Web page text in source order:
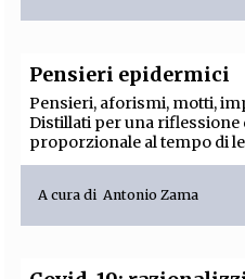
Pensieri epidermici
Pensieri, aforismi, motti,
Distillati per una
proporzionale al tempo di
A cura diAntonio Zama